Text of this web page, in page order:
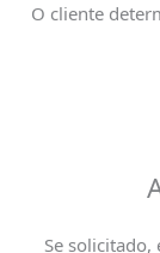
O cliente
Se